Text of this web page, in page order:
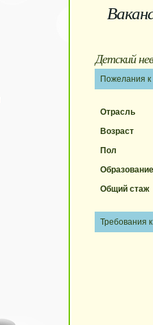
Детский
Пожелания к
Отрасль
Возраст
Пол
Образование
Общий стаж
Требования